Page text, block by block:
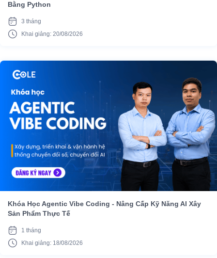
Bằng Python
3 tháng
Khai giảng: 20/08/2026
Khóa Học Agentic Vibe Coding - Nâng Cấp Kỹ Năng AI Xây
Sản Phẩm Thực Tế
1 tháng
Khai giảng: 18/08/2026